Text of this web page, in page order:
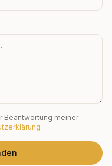
Beantwortung meiner